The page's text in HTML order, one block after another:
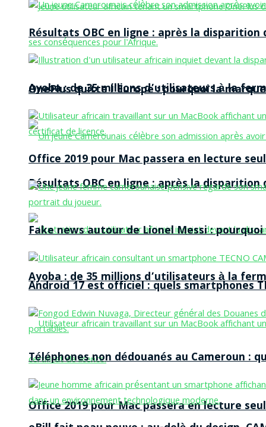
OnePlus quitte l’Europe : pourquoi la
Résultats OBC en ligne : après la disparition
Ayoba : de 35 millions d’utilisateurs à la
Office 2019 pour Mac passera en lecture
Résultats OBC en ligne : après la disparition
Ayoba : de 35 millions d’utilisateurs à la
Office 2019 pour Mac passera en lecture
Fake news autour de Lionel Messi :
Android 17 est officiel : quels smartphones
Téléphones non dédouanés au Cameroun :